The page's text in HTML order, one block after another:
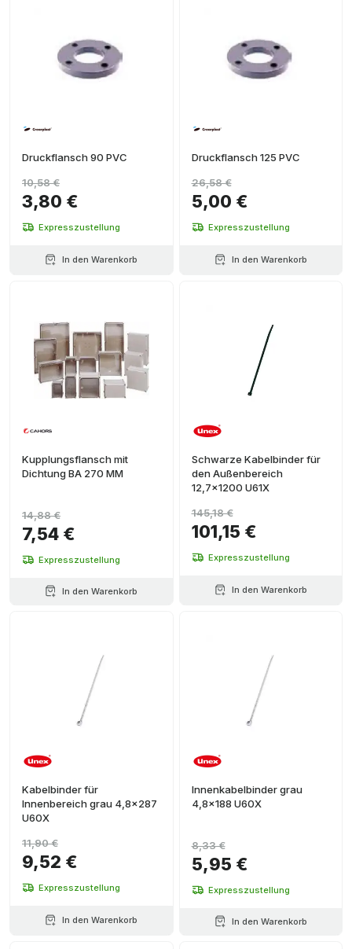
Druckflansch 90 PVC
3,80 €
10,58 €
Expresszustellung
In den Warenkorb
Druckflansch 125 PVC
5,00 €
26,58 €
Expresszustellung
In den Warenkorb
Kupplungsflansch mit
Dichtung BA 270 MM
7,54 €
14,88 €
Expresszustellung
In den Warenkorb
Schwarze Kabelbinder für
den Außenbereich
12,7x1200 U61X
101,15 €
145,18 €
Expresszustellung
In den Warenkorb
Kabelbinder für
Innenbereich grau 4,8x287
U60X
9,52 €
11,90 €
Expresszustellung
In den Warenkorb
Innenkabelbinder grau
4,8x188 U60X
5,95 €
8,33 €
Expresszustellung
In den Warenkorb